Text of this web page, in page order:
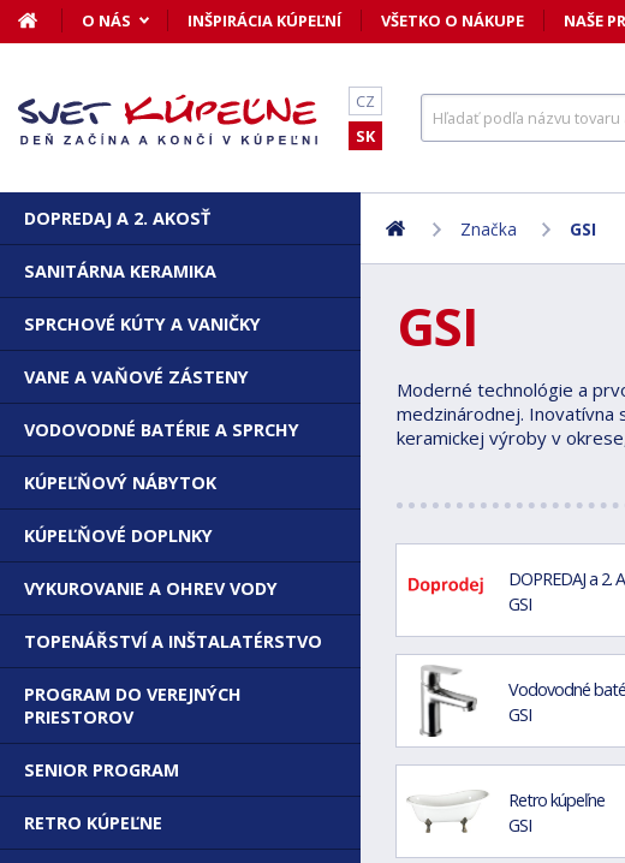
O NÁS INŠPIRÁCIA KÚPEĽNÍ VŠETKO O NÁKUPE NAŠE
CZ
SK
Značka GSI
GSI
Moderné technológie a
medzinárodnej. Inovatívna
keramickej výroby v
DOPREDAJ a 2.
GSI
Vodovodné
GSI
Retro kúpeľne
GSI
DOPREDAJ A 2. AKOSŤ
SANITÁRNA KERAMIKA
SPRCHOVÉ KÚTY A VANIČKY
VANE A VAŇOVÉ ZÁSTENY
VODOVODNÉ BATÉRIE A SPRCHY
KÚPEĽŇOVÝ NÁBYTOK
KÚPEĽŇOVÉ DOPLNKY
VYKUROVANIE A OHREV VODY
TOPENÁŘSTVÍ A INŠTALATÉRSTVO
PROGRAM DO VEREJNÝCH
PRIESTOROV
SENIOR PROGRAM
RETRO KÚPEĽNE